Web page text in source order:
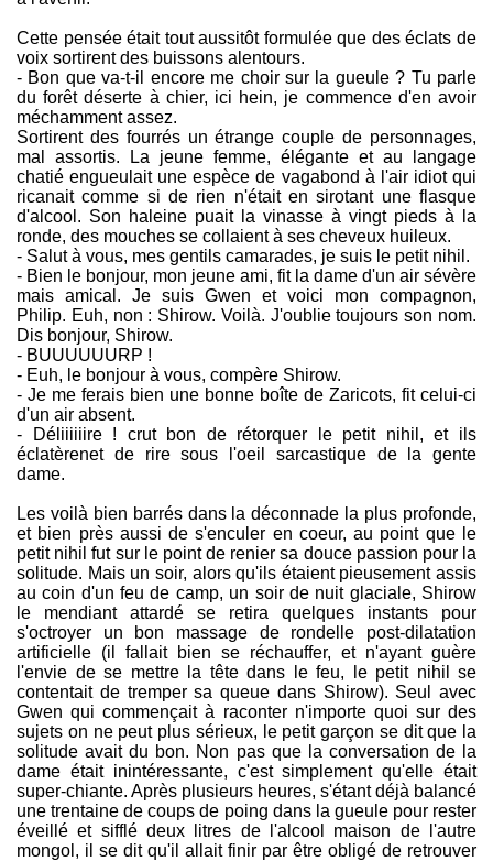
Cette pensée était tout aussitôt formulée que des éclats de
voix sortirent des buissons alentours.
- Bon que va-t-il encore me choir sur la gueule ? Tu parle
du forêt déserte à chier, ici hein, je commence d'en avoir
méchamment assez.
Sortirent des fourrés un étrange couple de personnages,
mal assortis. La jeune femme, élégante et au langage
chatié engueulait une espèce de vagabond à l'air idiot qui
ricanait comme si de rien n'était en sirotant une flasque
d'alcool. Son haleine puait la vinasse à vingt pieds à la
ronde, des mouches se collaient à ses cheveux huileux.
- Salut à vous, mes gentils camarades, je suis le petit nihil.
- Bien le bonjour, mon jeune ami, fit la dame d'un air sévère
mais amical. Je suis Gwen et voici mon compagnon,
Philip. Euh, non : Shirow. Voilà. J'oublie toujours son nom.
Dis bonjour, Shirow.
- BUUUUUURP !
- Euh, le bonjour à vous, compère Shirow.
- Je me ferais bien une bonne boîte de Zaricots, fit celui-ci
d'un air absent.
- Déliiiiiire ! crut bon de rétorquer le petit nihil, et ils
éclatèrenet de rire sous l'oeil sarcastique de la gente
dame.
Les voilà bien barrés dans la déconnade la plus profonde,
et bien près aussi de s'enculer en coeur, au point que le
petit nihil fut sur le point de renier sa douce passion pour la
solitude. Mais un soir, alors qu'ils étaient pieusement assis
au coin d'un feu de camp, un soir de nuit glaciale, Shirow
le mendiant attardé se retira quelques instants pour
s'octroyer un bon massage de rondelle post-dilatation
artificielle (il fallait bien se réchauffer, et n'ayant guère
l'envie de se mettre la tête dans le feu, le petit nihil se
contentait de tremper sa queue dans Shirow). Seul avec
Gwen qui commençait à raconter n'importe quoi sur des
sujets on ne peut plus sérieux, le petit garçon se dit que la
solitude avait du bon. Non pas que la conversation de la
dame était inintéressante, c'est simplement qu'elle était
super-chiante. Après plusieurs heures, s'étant déjà balancé
une trentaine de coups de poing dans la gueule pour rester
éveillé et sifflé deux litres de l'alcool maison de l'autre
mongol, il se dit qu'il allait finir par être obligé de retrouver